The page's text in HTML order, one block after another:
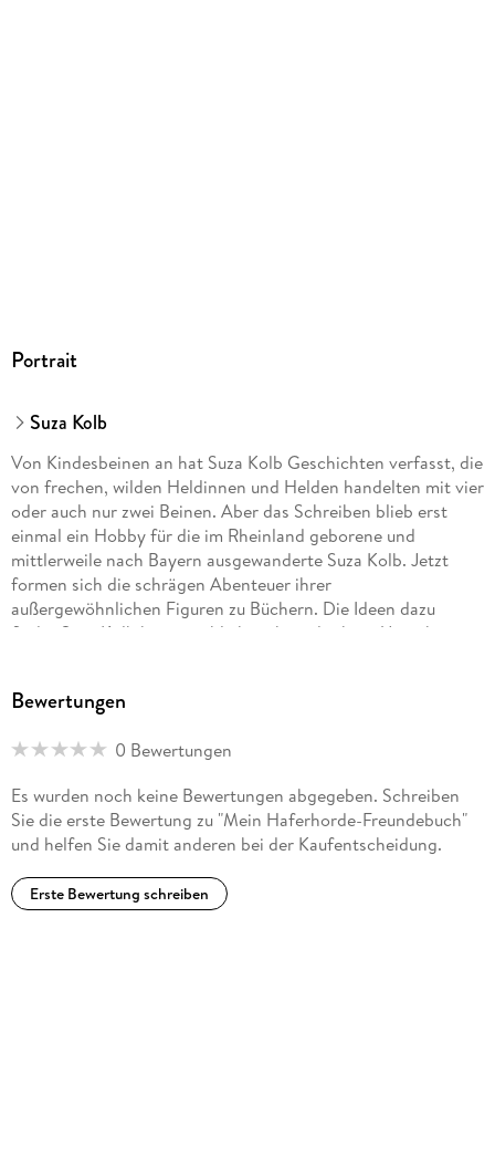
Portrait
Suza Kolb
Von Kindesbeinen an hat Suza Kolb Geschichten verfasst, die
von frechen, wilden Heldinnen und Helden handelten mit vier
oder auch nur zwei Beinen. Aber das Schreiben blieb erst
einmal ein Hobby für die im Rheinland geborene und
mittlerweile nach Bayern ausgewanderte Suza Kolb. Jetzt
formen sich die schrägen Abenteuer ihrer
außergewöhnlichen Figuren zu Büchern. Die Ideen dazu
findet Suza Kolb hauptsächlich in ihrer direkten Umgebung.
Bewertungen
0 Bewertungen
Es wurden noch keine Bewertungen abgegeben. Schreiben
Sie die erste Bewertung zu "Mein Haferhorde-Freundebuch"
und helfen Sie damit anderen bei der Kaufentscheidung.
Erste Bewertung schreiben